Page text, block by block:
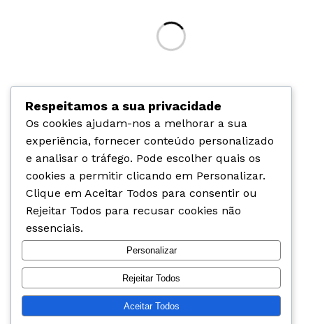
construção…
Respeitamos a sua privacidade
Os cookies ajudam-nos a melhorar a sua
experiência, fornecer conteúdo personalizado
e analisar o tráfego. Pode escolher quais os
cookies a permitir clicando em Personalizar.
Clique em Aceitar Todos para consentir ou
Rejeitar Todos para recusar cookies não
essenciais.
Personalizar
Rejeitar Todos
Aceitar Todos